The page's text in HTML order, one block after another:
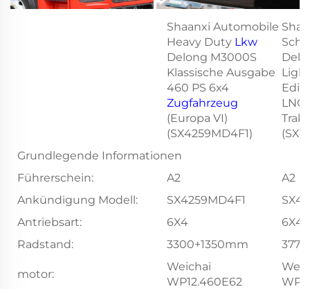
Shaanxi Automobile
Heavy Duty Lkw
Delong M3000S
Klassische Ausgabe
460 PS 6x4
Zugfahrzeug
(Europa VI)
(SX4259MD4F1)
Grundlegende Informationen
Führerschein:
A2
A2
Ankündigung Modell:
SX4259MD4F1
Antriebsart:
6X4
6X4
Radstand:
3300+1350mm
motor:
Weichai
WP12.460E62